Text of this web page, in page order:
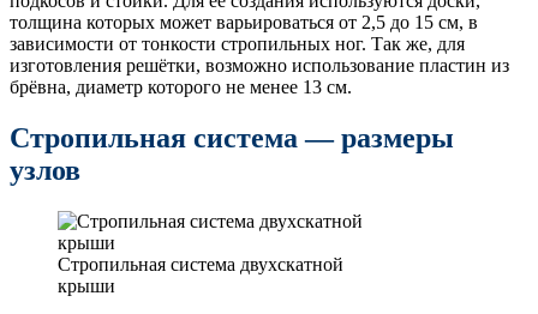
толщина которых может варьироваться от 2,5 до 15 см, в
зависимости от тонкости стропильных ног. Так же, для
изготовления решётки, возможно использование пластин из
брёвна, диаметр которого не менее 13 см.
Стропильная система — размеры
узлов
Стропильная система двухскатной
крыши